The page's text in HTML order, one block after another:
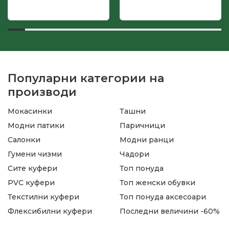
Популарни категории на
производи
Мокасинки
Модни патики
Салонки
Гумени чизми
Ташни
Паричници
Модни ранци
Чадори
Сите куфери
PVC куфери
Текстилни куфери
Флексибилни куфери
Топ понуда
Топ женски обувки
Топ понуда аксесоари
Последни величини -60%